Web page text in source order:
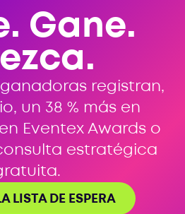
Gane.
ganadoras registran,
un 38 % más en
Eventex Awards o
estratégica
LISTA DE ESPERA